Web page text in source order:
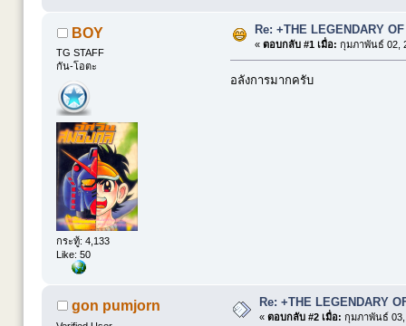
BOY
TG STAFF
กัน-โอตะ
กระทู้: 4,133
Like: 50
Re: +THE LEGENDARY
« ตอบกลับ #1 เมื่อ: กุมภาพันธ์ 02,
อลังการมากครับ
gon pumjorn Re: +THE LEGENDARY
« ตอบกลับ #2 เมื่อ: กุมภาพันธ์ 03,